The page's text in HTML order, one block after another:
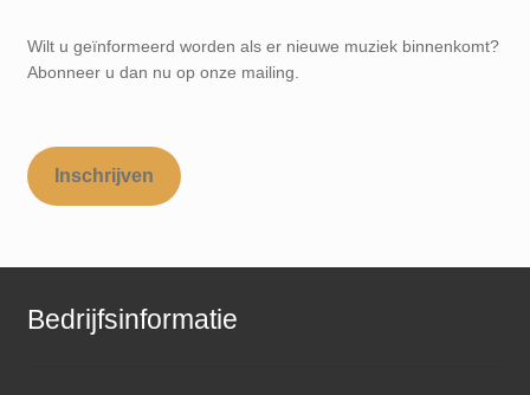
Wilt u geïnformeerd worden als er nieuwe muziek binnenkomt?
Abonneer u dan nu op onze mailing.
Inschrijven
Bedrijfsinformatie